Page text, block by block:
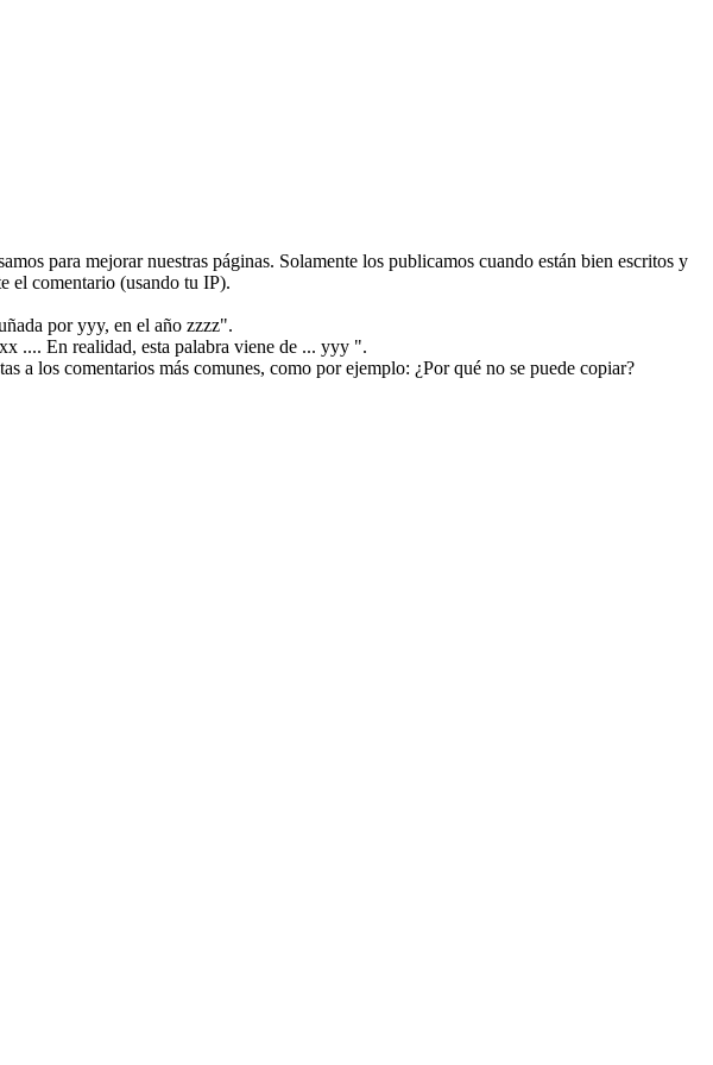
para mejorar nuestras páginas. Solamente los publicamos cuando están bien escritos y
el comentario (usando tu IP).
por yyy, en el año zzzz".
.... En realidad, esta palabra viene de ... yyy ".
a los comentarios más comunes, como por ejemplo: ¿Por qué no se puede copiar?